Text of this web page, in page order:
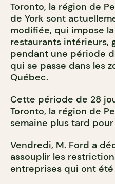
Toronto, la région de
de York sont
modifiée, qui impose
restaurants intérieurs,
pendant une période
qui se passe dans les
Québec.
Cette période de 28
Toronto, la région de
semaine plus tard
Vendredi, M. Ford a
assouplir les
entreprises qui ont